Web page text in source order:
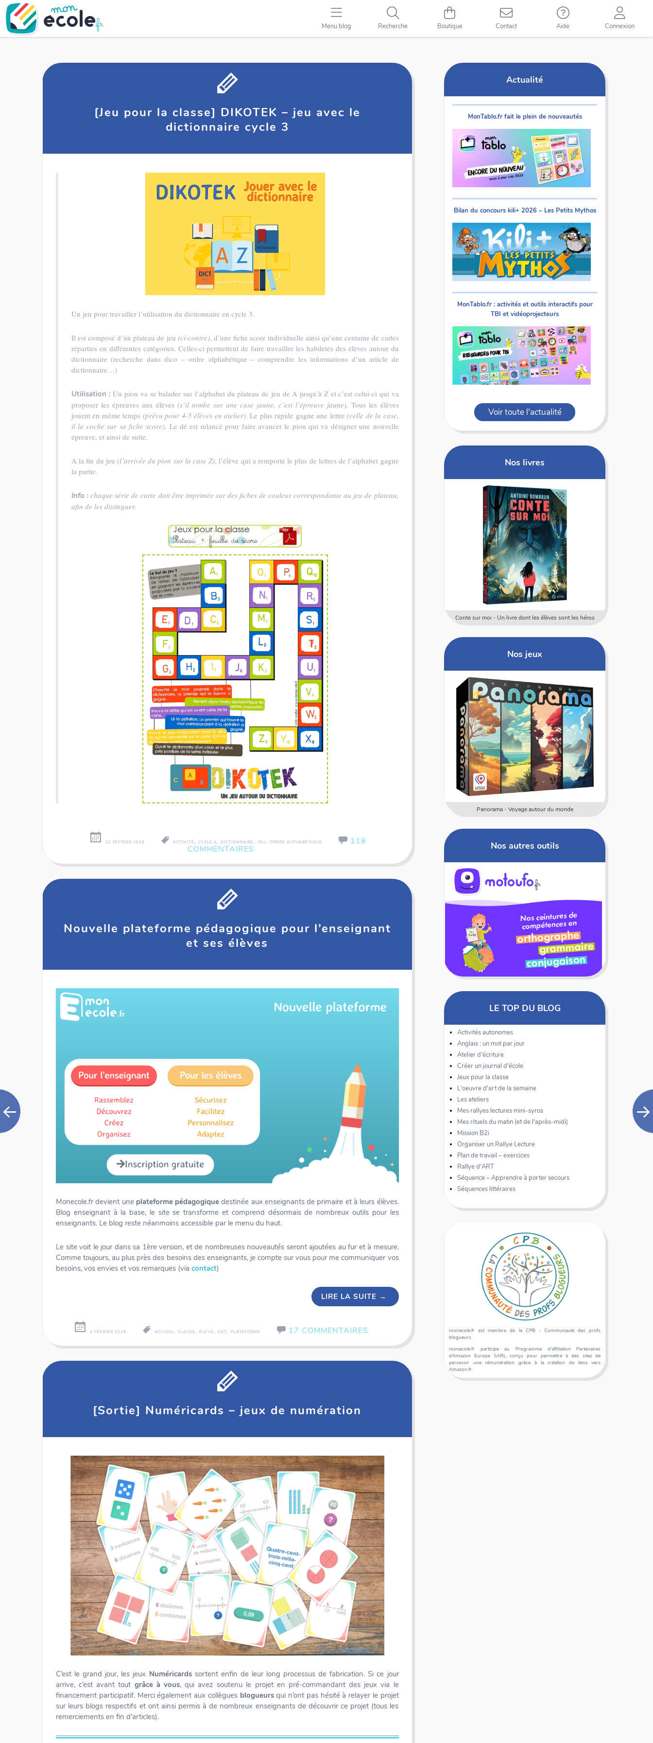
Menu blog Recherche Boutique Contact Aide Connexion
[Jeu pour la classe] DIKOTEK – jeu avec le
dictionnaire cycle 3
Un jeu pour travailler l’utilisation du dictionnaire en cycle 3.
Il est composé d’un plateau de jeu (ci-contre), d’une fiche score individuelle ainsi qu’une centaine de cartes
réparties en différentes catégories. Celles-ci permettent de faire travailler les habiletés des élèves autour du
dictionnaire (recherche dans dico – ordre alphabétique – comprendre les informations d’un article de
dictionnaire…)
Utilisation : Un pion va se balader sur l’alphabet du plateau de jeu de A jusqu’à Z et c’est celui-ci qui va
proposer les épreuves aux élèves(s’il tombe sur une case jaune, c’est l’épreuve jaune). Tous les élèves
jouent en même temps (prévu pour 4-5 élèves en atelier). Le plus rapide gagne une lettre(celle de la case,
il la coche sur sa fiche score). Le dé est relancé pour faire avancer le pion qui va désigner une nouvelle
épreuve, et ainsi de suite.
A la fin du jeu(l’arrivée du pion sur la case Z), l’élève qui a remporté le plus de lettres de l’alphabet gagne
la partie.
Info : chaque série de carte doit être imprimée sur des fiches de couleur correspondante au jeu de plateau,
afin de les distinguer.
22 FÉVRIER 2018 ACTIVITÉ , CYCLE 3 , DICTIONNAIRE , JEU , ORDRE ALPHABÉTIQUE 118
COMMENTAIRES
Nouvelle plateforme pédagogique pour l’enseignant
et ses élèves
Monecole.fr devient une plateforme pédagogique destinée aux enseignants de primaire et à leurs élèves.
Blog enseignant à la base, le site se transforme et comprend désormais de nombreux outils pour les
enseignants. Le blog reste néanmoins accessible par le menu du haut.
Le site voit le jour dans sa 1ère version, et de nombreuses nouveautés seront ajoutées au fur et à mesure.
Comme toujours, au plus près des besoins des enseignants, je compte sur vous pour me communiquer vos
besoins, vos envies et vos remarques (via contact)
LIRE LA SUITE →
4 FÉVRIER 2018 ACCUEIL,CLASSE ,ÉLÈVE ,ENT,PLATEFORME 17 COMMENTAIRES
[Sortie] Numéricards – jeux de numération
C’est le grand jour, les jeux Numéricardssortent enfin de leur long processus de fabrication. Si ce jour
arrive, c’est avant tout grâce à vous, qui avez soutenu le projet en pré-commandant des jeux via le
financement participatif. Merci également aux collègues blogueursqui n’ont pas hésité à relayer le projet
sur leurs blogs respectifs et ont ainsi permis à de nombreux enseignants de découvrir ce projet (tous les
remerciements en fin d’articles).
Actualité
MonTablo.fr fait le plein de nouveautés
Bilan du concours kili+ 2026 – Les Petits Mythos
MonTablo.fr : activités et outils interactifs pour
TBI et vidéoprojecteurs
Voir toute l'actualité
Nos livres
Coffret rallye - 200 inventions - Fiches illustrées Conte sur moi - Un livre dont les élèves sont les héros
Nos jeux
Numericards - Mesure
Nos autres outils
LE TOP DU BLOG
Activités autonomes
Anglais : un mot par jour
Atelier d'écriture
Créer un journal d'école
Jeux pour la classe
L'oeuvre d'art de la semaine
Les ateliers
Mes rallyes lectures mini-syros
Mes rituels du matin (et de l'après-midi)
Mission B2i
Organiser un Rallye Lecture
Plan de travail – exercices
Rallye d'ART
Séquence – Apprendre à porter secours
Séquences littéraires
monecole.fr est membre de la CPB - Communauté des profs
blogueurs.
monecole.fr participe au Programme d'affiliation Partenaires
d’Amazon Europe SARL, conçu pour permettre à des sites de
percevoir une rémunération grâce à la création de liens vers
Amazon.fr.